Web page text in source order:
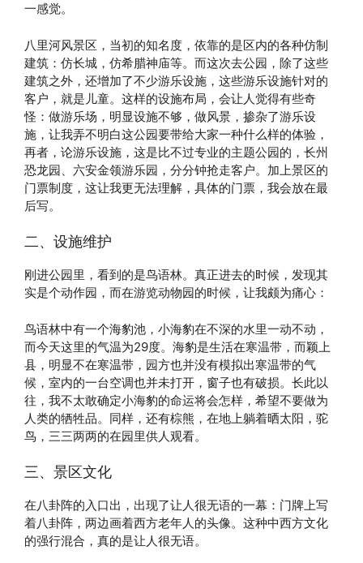
一感觉。
八里河风景区，当初的知名度，依靠的是区内的各种仿制
建筑：仿长城，仿希腊神庙等。而这次去公园，除了这些
建筑之外，还增加了不少游乐设施，这些游乐设施针对的
客户，就是儿童。这样的设施布局，会让人觉得有些奇
怪：做游乐场，明显设施不够，做风景，掺杂了游乐设
施，让我弄不明白这公园要带给大家一种什么样的体验，
再者，论游乐设施，这是比不过专业的主题公园的，长州
恐龙园、六安金领游乐园，分分钟抢走客户。加上景区的
门票制度，这让我更无法理解，具体的门票，我会放在最
后写。
二、设施维护
刚进公园里，看到的是鸟语林。真正进去的时候，发现其
实是个动作园，而在游览动物园的时候，让我颇为痛心：
鸟语林中有一个海豹池，小海豹在不深的水里一动不动，
而今天这里的气温为29度。海豹是生活在寒温带，而颖上
县，明显不在寒温带，园方也并没有模拟出寒温带的气
候，室内的一台空调也并未打开，窗子也有破损。长此以
往，我不太敢确定小海豹的命运将会怎样，希望不要做为
人类的牺牲品。同样，还有棕熊，在地上躺着晒太阳，驼
鸟，三三两两的在园里供人观看。
三、景区文化
在八卦阵的入口出，出现了让人很无语的一幕：门牌上写
着八卦阵，两边画着西方老年人的头像。这种中西方文化
的强行混合，真的是让人很无语。